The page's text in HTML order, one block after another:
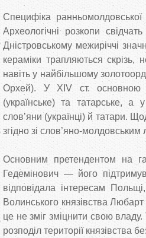
Специфіка ранньомолдовської
Археологічні розкопи
Дністровському межиріччі
кераміки трапляються скрізь,
навіть у найбільшому
Орхей). У XIV ст. основною
(українське) та татарське, а
слов’яни (українці) й татари.
згідно зі слов’яно-
Основним претендентом на
Гедемінович — його
відповідала інтересам
Волинського князівства
це не зміг зміцнити свою
розподіл території князівства